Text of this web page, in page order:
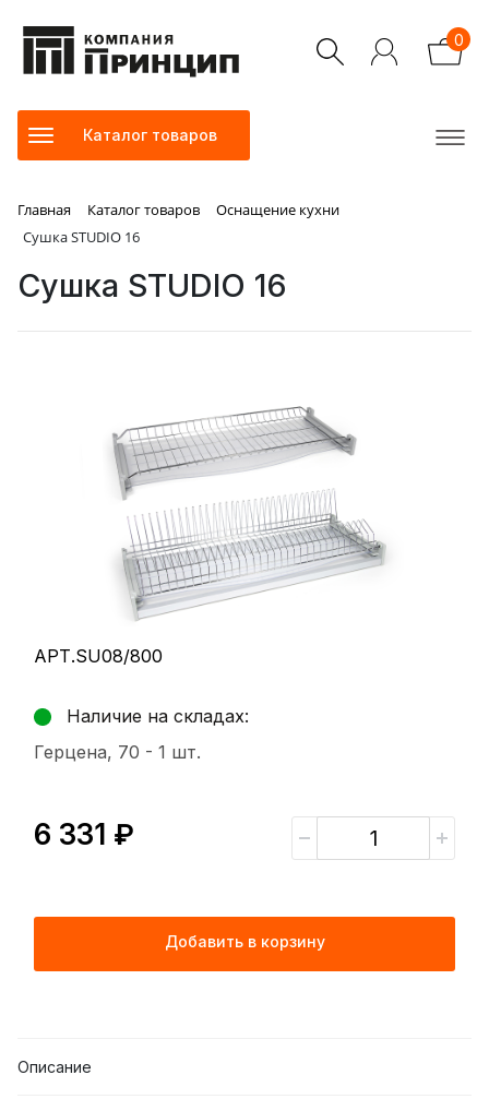
0
Каталог товаров
Главная Каталог товаров
Оснащение кухни
Сушка STUDIO 16
Сушка STUDIO 16
АРТ.SU08/800
Наличие на складах:
Герцена, 70 - 1 шт.
6 331 ₽
Добавить в корзину
Описание